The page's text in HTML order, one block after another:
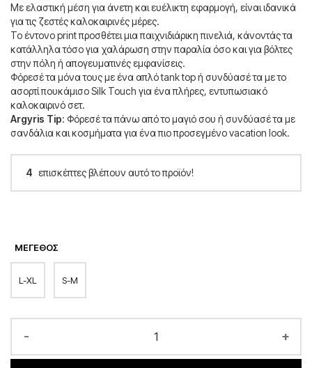
Με ελαστική μέση για άνετη και ευέλικτη εφαρμογή, είναι ιδανικά
για τις ζεστές καλοκαιρινές μέρες.
Το έντονο print προσθέτει μια παιχνιδιάρικη πινελιά, κάνοντάς τα
κατάλληλα τόσο για χαλάρωση στην παραλία όσο και για βόλτες
στην πόλη ή απογευματινές εμφανίσεις.
Φόρεσέ τα μόνα τους με ένα απλό tank top ή συνδύασέ τα με το
ασορτί πουκάμισο Silk Touch για ένα πλήρες, εντυπωσιακό
καλοκαιρινό σετ.
Argyris Tip: Φόρεσέ τα πάνω από το μαγιό σου ή συνδύασέ τα με
σανδάλια και κοσμήματα για ένα πιο προσεγμένο vacation look.
4 επισκέπτες βλέπουν αυτό το προϊόν!
ΜΈΓΕΘΟΣ
L-XL S-M
- +